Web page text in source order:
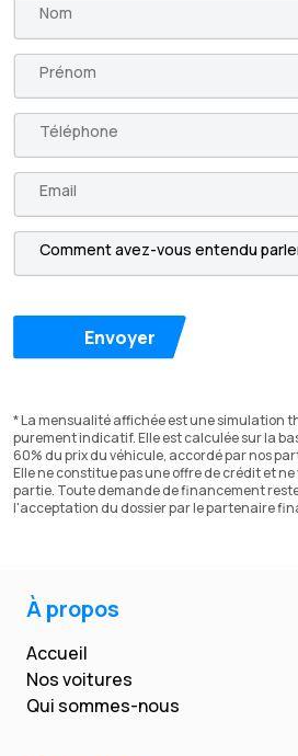
Envoyer
* La mensualité affichée est une simulation
purement indicatif. Elle est calculée sur la
60% du prix du véhicule, accordé par nos
Elle ne constitue pas une offre de crédit et
partie. Toute demande de financement
l'acceptation du dossier par le partenaire
À propos
Accueil
Nos voitures
Qui sommes-nous